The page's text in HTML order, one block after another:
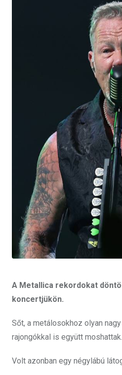
A Metallica rekordokat
koncertjükön.
Sőt, a metálosokhoz olyan
rajongókkal is együtt moshattak.
Volt azonban egy négylábú